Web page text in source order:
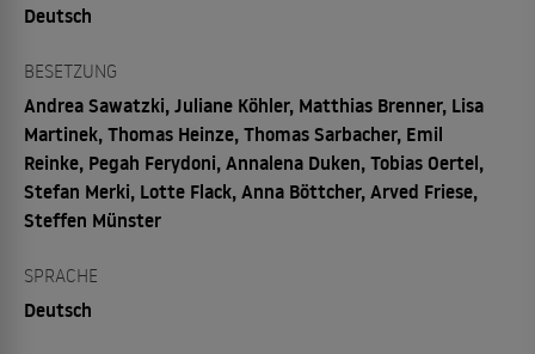
Deutsch
BESETZUNG
Andrea Sawatzki, Juliane Köhler, Matthias Brenner, Lisa
Martinek, Thomas Heinze, Thomas Sarbacher, Emil
Reinke, Pegah Ferydoni, Annalena Duken, Tobias Oertel,
Stefan Merki, Lotte Flack, Anna Böttcher, Arved Friese,
Steffen Münster
SPRACHE
Deutsch